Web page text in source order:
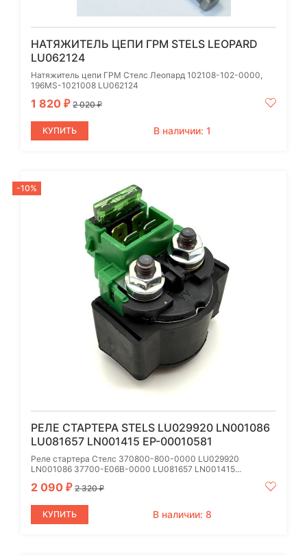
НАТЯЖИТЕЛЬ ЦЕПИ ГРМ STELS LEOPARD
LU062124
Натяжитель цепи ГРМ Стелс Леопард 102108-102-0000,
196MS-1021008 LU062124
1 820 ₽ 2 020₽
КУПИТЬ В наличии: 1
-10%
РЕЛЕ СТАРТЕРА STELS LU029920 LN001086
LU081657 LN001415 EP-00010581
Реле стартера Стелс 370800-800-0000 LU029920
LN001086 37700-E06B-0000 LU081657 LN001415...
2 090 ₽ 2 320₽
КУПИТЬ В наличии: 8